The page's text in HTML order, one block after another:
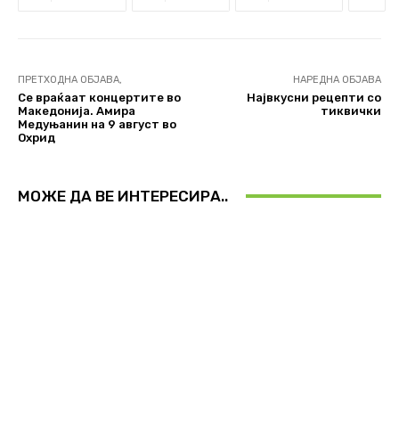
ПРЕТХОДНА ОБЈАВА,
Се враќаат концертите во
Македонија. Амира
Медуњанин на 9 август во
Охрид
НАРЕДНА ОБЈАВА
Највкусни рецепти со
тиквички
МОЖЕ ДА ВЕ ИНТЕРЕСИРА..